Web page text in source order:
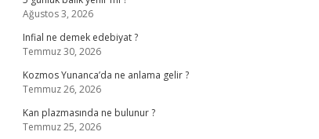
Ağustos 3, 2026
Infial ne demek edebiyat ?
Temmuz 30, 2026
Kozmos Yunanca’da ne anlama gelir ?
Temmuz 26, 2026
Kan plazmasında ne bulunur ?
Temmuz 25, 2026